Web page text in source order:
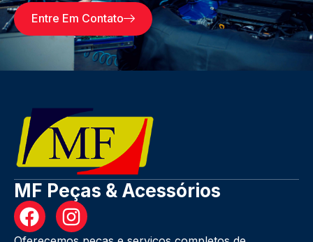
Entre Em Contato
MF Peças & Acessórios